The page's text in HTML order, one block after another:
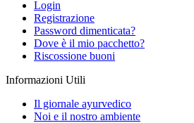
Login
Registrazione
Password dimenticata?
Dove è il mio pacchetto?
Riscossione buoni
Informazioni Utili
Il giornale ayurvedico
Noi e il nostro ambiente